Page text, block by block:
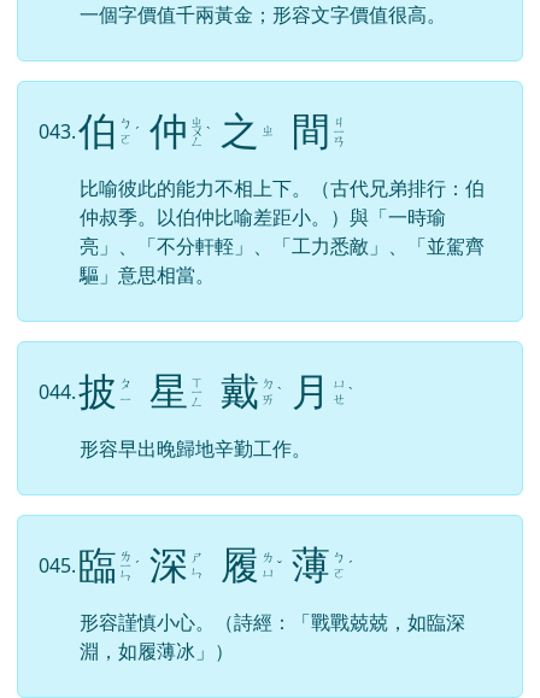
一個字價值千兩黃金；形容文字價值很高。
043.伯 ㄅ
ㄛ ˊ 仲 ㄓ
ㄨ
ㄥ
ˋ 之 ㄓ 間 ㄐ
ㄧ
ㄢ
比喻彼此的能力不相上下。（古代兄弟排行：伯
仲叔季。以伯仲比喻差距小。）與「一時瑜
亮」、「不分軒輊」、「工力悉敵」、「並駕齊
驅」意思相當。
044.披 ㄆ
ㄧ
星 ㄒ
ㄧ
ㄥ 戴 ㄉ
ㄞ ˋ 月
ㄩ
ㄝ ˋ
形容早出晚歸地辛勤工作。
045.臨 ㄌ
ㄧ
ㄣ
ˊ 深 ㄕ
ㄣ
履 ㄌ
ㄩ ˇ 薄 ㄅ
ㄛ ˊ
形容謹慎小心。（詩經：「戰戰兢兢，如臨深
淵，如履薄冰」）